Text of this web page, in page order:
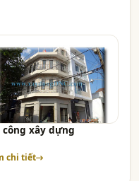
công xây dựng
chi tiết